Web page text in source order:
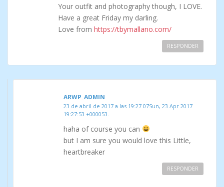
Your outfit and photography though, I LOVE.
Have a great Friday my darling.
Love from https://tbymallano.com/
RESPONDER
ARWP_ADMIN
23 de abril de 2017 a las 19:27 07Sun, 23 Apr 2017
19:27:53 +000053.
haha of course you can
but I am sure you would love this Little,
heartbreaker
RESPONDER